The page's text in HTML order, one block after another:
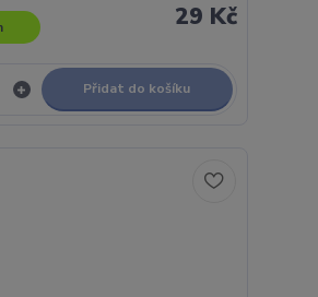
29 Kč
Přidat do košíku